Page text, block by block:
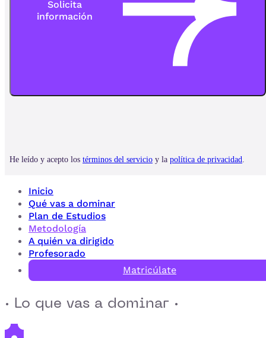
Inicio
Qué vas a dominar
Plan de Estudios
Metodología
A quién va dirigido
Profesorado
Matricúlate
· Lo que vas a dominar ·